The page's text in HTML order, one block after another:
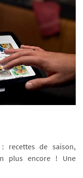
recettes de saison,
plus encore ! Une